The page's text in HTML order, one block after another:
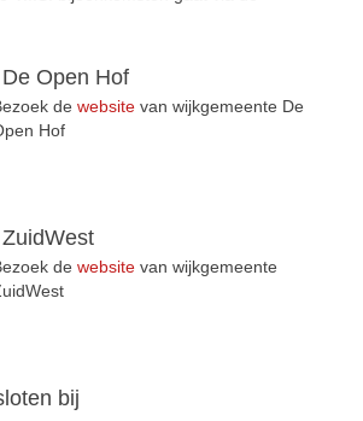
Open Hof
de website van wijkgemeente De
Hof
de website van wijkgemeente
bij